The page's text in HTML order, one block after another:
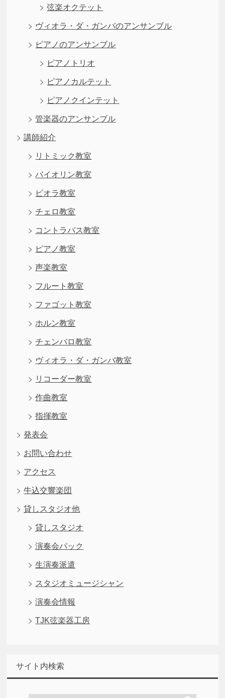
弦楽オクテット
ヴィオラ・ダ・ガンバのアンサンブル
ピアノのアンサンブル
ピアノトリオ
ピアノカルテット
ピアノクインテット
管楽器のアンサンブル
講師紹介
リトミック教室
バイオリン教室
ビオラ教室
チェロ教室
コントラバス教室
ピアノ教室
声楽教室
フルート教室
ファゴット教室
ホルン教室
チェンバロ教室
ヴィオラ・ダ・ガンバ教室
リコーダー教室
作曲教室
指揮教室
発表会
お問い合わせ
アクセス
牛込交響楽団
貸しスタジオ他
貸しスタジオ
演奏会パック
生演奏派遣
スタジオミュージシャン
演奏会情報
TJK弦楽器工房
サイト内検索